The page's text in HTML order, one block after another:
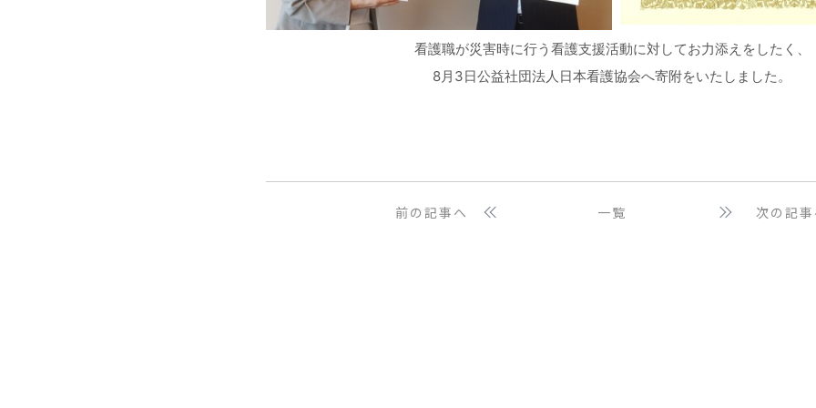
看護職が災害時に行う看護支援活動に対してお力添えをしたく、
8月3日公益社団法人日本看護協会へ寄附をいたしました。
前の記事へ 一覧 次の記